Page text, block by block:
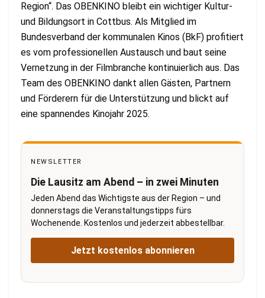
Region“. Das OBENKINO bleibt ein wichtiger Kultur-
und Bildungsort in Cottbus. Als Mitglied im
Bundesverband der kommunalen Kinos (BkF) profitiert
es vom professionellen Austausch und baut seine
Vernetzung in der Filmbranche kontinuierlich aus. Das
Team des OBENKINO dankt allen Gästen, Partnern
und Förderern für die Unterstützung und blickt auf
eine spannendes Kinojahr 2025.
NEWSLETTER
Die Lausitz am Abend – in zwei Minuten
Jeden Abend das Wichtigste aus der Region – und
donnerstags die Veranstaltungstipps fürs
Wochenende. Kostenlos und jederzeit abbestellbar.
Jetzt kostenlos abonnieren